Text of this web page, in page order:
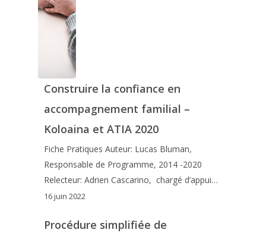
Construire la confiance en
accompagnement familial –
Koloaina et ATIA 2020
Fiche Pratiques Auteur: Lucas Bluman,
Responsable de Programme, 2014 -2020
Relecteur: Adrien Cascarino, chargé d’appui…
16 juin 2022
Procédure simplifiée de